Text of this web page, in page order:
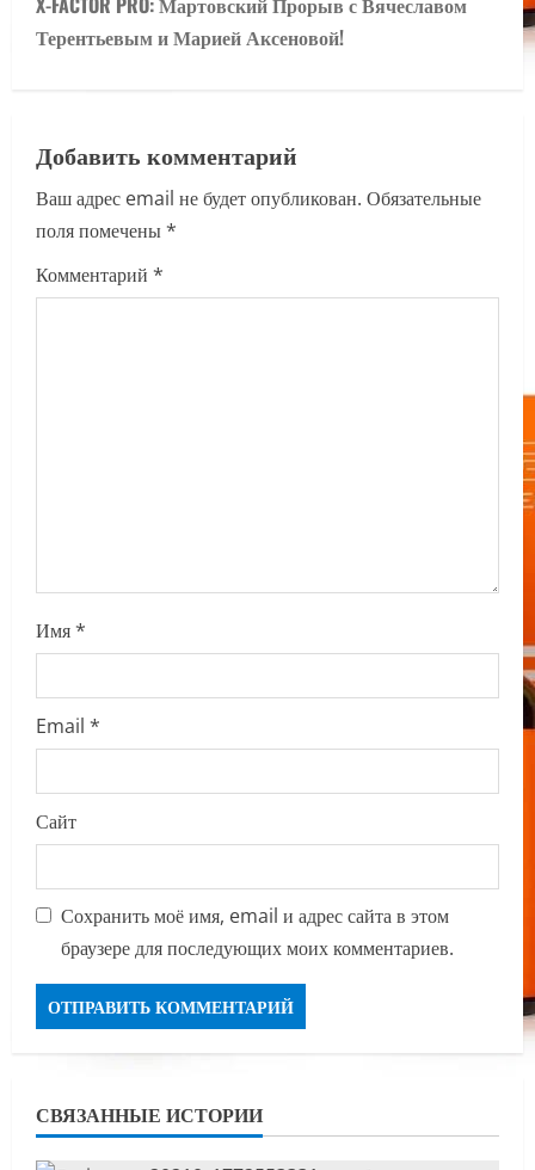
n
v
i
g
a
Терентьевым и Марией Аксеновой!
Добавить комментарий
Ваш адрес email не будет опубликован. Обязательные
поля помечены*
Комментарий *
Имя*
Email *
Сайт
Сохранить моё имя, email и адрес сайта в этом
браузере для последующих моих комментариев.
СВЯЗАННЫЕ ИСТОРИИ